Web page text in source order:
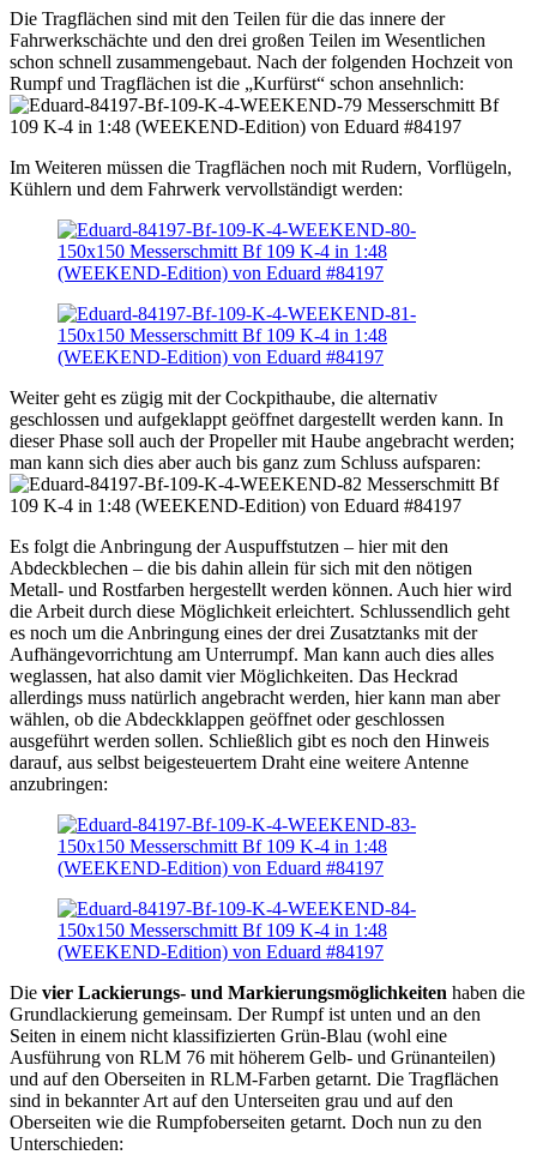
Die Tragflächen sind mit den Teilen für die das innere der
Fahrwerkschächte und den drei großen Teilen im Wesentlichen
schon schnell zusammengebaut. Nach der folgenden Hochzeit von
Rumpf und Tragflächen ist die „Kurfürst“ schon ansehnlich:
Im Weiteren müssen die Tragflächen noch mit Rudern, Vorflügeln,
Kühlern und dem Fahrwerk vervollständigt werden:
Weiter geht es zügig mit der Cockpithaube, die alternativ
geschlossen und aufgeklappt geöffnet dargestellt werden kann. In
dieser Phase soll auch der Propeller mit Haube angebracht werden;
man kann sich dies aber auch bis ganz zum Schluss aufsparen:
Es folgt die Anbringung der Auspuffstutzen – hier mit den
Abdeckblechen – die bis dahin allein für sich mit den nötigen
Metall- und Rostfarben hergestellt werden können. Auch hier wird
die Arbeit durch diese Möglichkeit erleichtert. Schlussendlich geht
es noch um die Anbringung eines der drei Zusatztanks mit der
Aufhängevorrichtung am Unterrumpf. Man kann auch dies alles
weglassen, hat also damit vier Möglichkeiten. Das Heckrad
allerdings muss natürlich angebracht werden, hier kann man aber
wählen, ob die Abdeckklappen geöffnet oder geschlossen
ausgeführt werden sollen. Schließlich gibt es noch den Hinweis
darauf, aus selbst beigesteuertem Draht eine weitere Antenne
anzubringen:
Die vier Lackierungs- und Markierungsmöglichkeiten haben die
Grundlackierung gemeinsam. Der Rumpf ist unten und an den
Seiten in einem nicht klassifizierten Grün-Blau (wohl eine
Ausführung von RLM 76 mit höherem Gelb- und Grünanteilen)
und auf den Oberseiten in RLM-Farben getarnt. Die Tragflächen
sind in bekannter Art auf den Unterseiten grau und auf den
Oberseiten wie die Rumpfoberseiten getarnt. Doch nun zu den
Unterschieden: